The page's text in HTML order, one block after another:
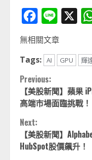
Line
X
無相關文章
Tags: AI GPU 輝
Continue
Reading
Previous:
【美股新聞】蘋果
高端市場面臨挑戰！
Next:
【美股新聞】
HubSpot股價飆升！